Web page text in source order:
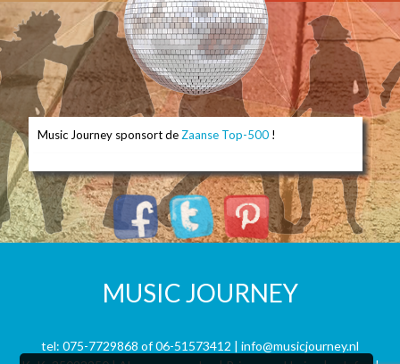
Music Journey sponsort de Zaanse Top-500 !
MUSIC JOURNEY
tel: 075-7729868 of06-51573412 | info@musicjourney.nl